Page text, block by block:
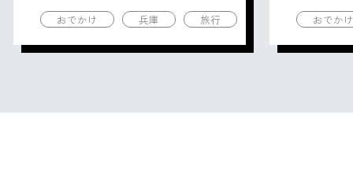
おでかけ 兵庫 旅行 おでか